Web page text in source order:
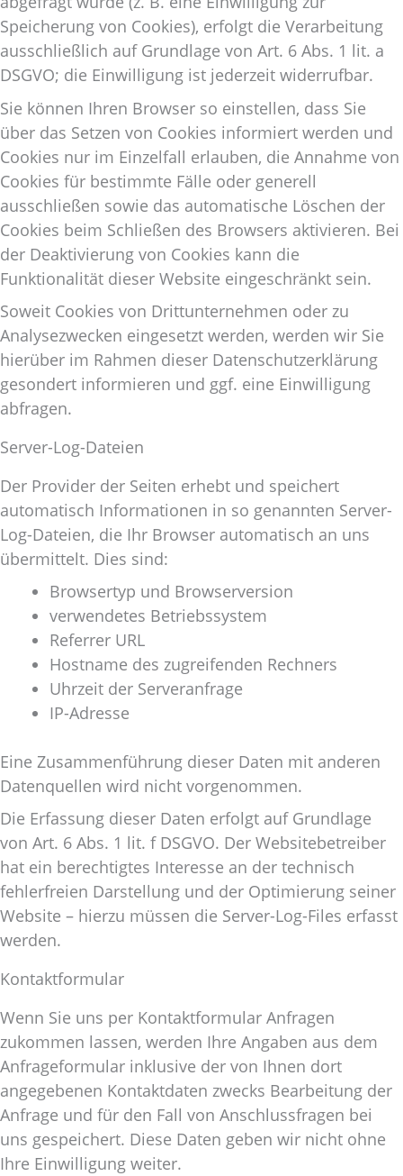
Speicherung von Cookies), erfolgt die Verarbeitung
ausschließlich auf Grundlage von Art. 6 Abs. 1 lit. a
DSGVO; die Einwilligung ist jederzeit widerrufbar.
Sie können Ihren Browser so einstellen, dass Sie
über das Setzen von Cookies informiert werden und
Cookies nur im Einzelfall erlauben, die Annahme von
Cookies für bestimmte Fälle oder generell
ausschließen sowie das automatische Löschen der
Cookies beim Schließen des Browsers aktivieren. Bei
der Deaktivierung von Cookies kann die
Funktionalität dieser Website eingeschränkt sein.
Soweit Cookies von Drittunternehmen oder zu
Analysezwecken eingesetzt werden, werden wir Sie
hierüber im Rahmen dieser Datenschutzerklärung
gesondert informieren und ggf. eine Einwilligung
abfragen.
Server-Log-Dateien
Der Provider der Seiten erhebt und speichert
automatisch Informationen in so genannten Server-
Log-Dateien, die Ihr Browser automatisch an uns
übermittelt. Dies sind:
Browsertyp und Browserversion
verwendetes Betriebssystem
Referrer URL
Hostname des zugreifenden Rechners
Uhrzeit der Serveranfrage
IP-Adresse
Eine Zusammenführung dieser Daten mit anderen
Datenquellen wird nicht vorgenommen.
Die Erfassung dieser Daten erfolgt auf Grundlage
von Art. 6 Abs. 1 lit. f DSGVO. Der Websitebetreiber
hat ein berechtigtes Interesse an der technisch
fehlerfreien Darstellung und der Optimierung seiner
Website – hierzu müssen die Server-Log-Files erfasst
werden.
Kontaktformular
Wenn Sie uns per Kontaktformular Anfragen
zukommen lassen, werden Ihre Angaben aus dem
Anfrageformular inklusive der von Ihnen dort
angegebenen Kontaktdaten zwecks Bearbeitung der
Anfrage und für den Fall von Anschlussfragen bei
uns gespeichert. Diese Daten geben wir nicht ohne
Ihre Einwilligung weiter.